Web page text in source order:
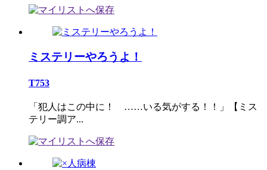
ミステリーやろうよ！
T753
「犯人はこの中に！ ……いる気がする！！」【ミス
テリー調ア...